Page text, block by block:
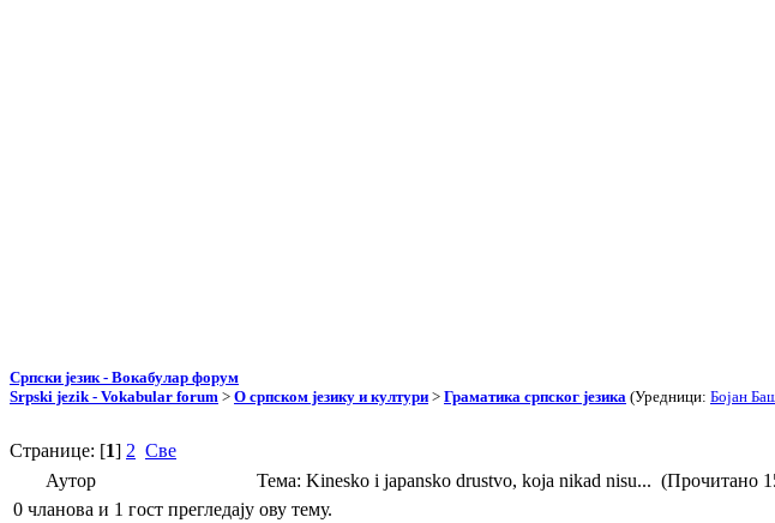
Српски језик - Вокабулар форум
Srpski jezik - Vokabular forum > О српском језику и култури > Граматика српског језика (Уредници: Бојан
Странице: [1] 2 Све
Аутор
Тема: Kinesko i japansko drustvo, koja nikad nisu... (Прочитано
0 чланова и 1 гост прегледају ову тему.